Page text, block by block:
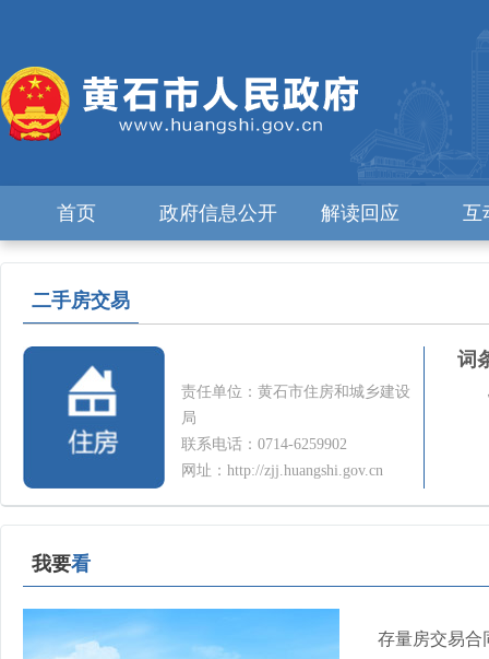
首页 政府信息公开 解读回应 互
二手房交易
责任单位：黄石市住房和城乡建设
局
联系电话：0714-6259902
网址：http://zjj.huangshi.gov.cn
词
我要看
存量房交易合